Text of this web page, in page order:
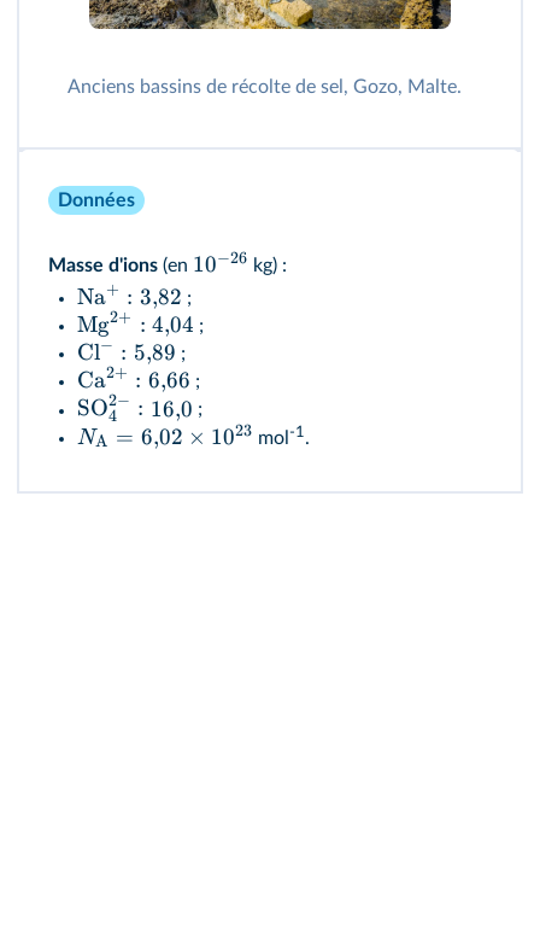
Anciens bassins de récolte de sel, Gozo, Malte.
Données
Masse d'ions (en 10−26 kg) :
Na+ : 3,82 ;
Mg2+ : 4,04 ;
Cl− : 5,89 ;
Ca2+ : 6,66 ;
SO4
2− : 16,0 ;
NA = 6,02 × 1023 mol-1 .